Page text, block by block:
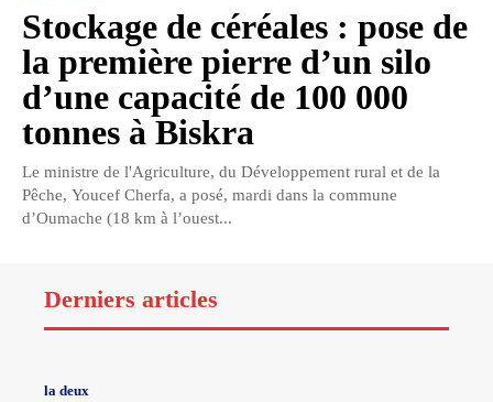
Stockage de céréales : pose de
la première pierre d’un silo
d’une capacité de 100 000
tonnes à Biskra
Le ministre de l'Agriculture, du Développement rural et de la
Pêche, Youcef Cherfa, a posé, mardi dans la commune
d’Oumache (18 km à l’ouest...
Derniers articles
la deux